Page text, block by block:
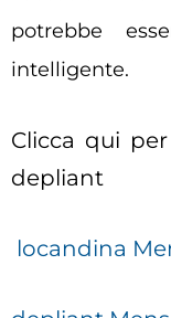
potrebbe
intelligente.
Clicca qui
depliant
locandina